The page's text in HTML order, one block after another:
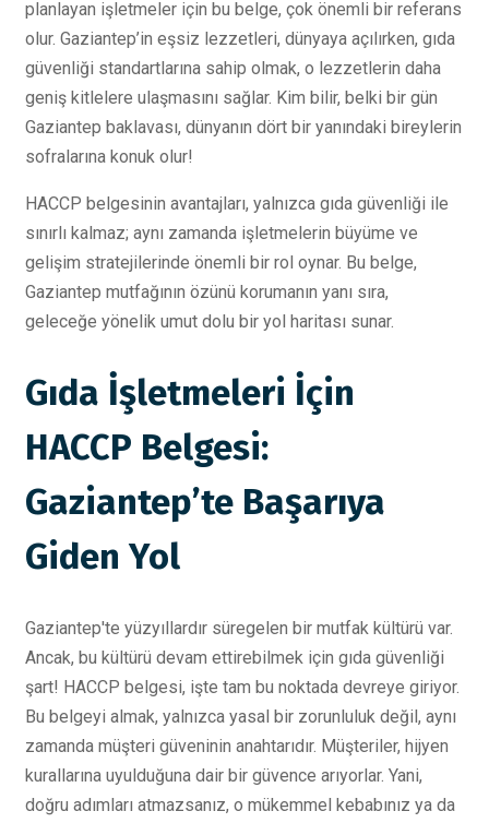
planlayan işletmeler için bu belge, çok önemli bir referans
olur. Gaziantep’in eşsiz lezzetleri, dünyaya açılırken, gıda
güvenliği standartlarına sahip olmak, o lezzetlerin daha
geniş kitlelere ulaşmasını sağlar. Kim bilir, belki bir gün
Gaziantep baklavası, dünyanın dört bir yanındaki bireylerin
sofralarına konuk olur!
HACCP belgesinin avantajları, yalnızca gıda güvenliği ile
sınırlı kalmaz; aynı zamanda işletmelerin büyüme ve
gelişim stratejilerinde önemli bir rol oynar. Bu belge,
Gaziantep mutfağının özünü korumanın yanı sıra,
geleceğe yönelik umut dolu bir yol haritası sunar.
Gıda İşletmeleri İçin
HACCP Belgesi:
Gaziantep’te Başarıya
Giden Yol
Gaziantep'te yüzyıllardır süregelen bir mutfak kültürü var.
Ancak, bu kültürü devam ettirebilmek için gıda güvenliği
şart! HACCP belgesi, işte tam bu noktada devreye giriyor.
Bu belgeyi almak, yalnızca yasal bir zorunluluk değil, aynı
zamanda müşteri güveninin anahtarıdır. Müşteriler, hijyen
kurallarına uyulduğuna dair bir güvence arıyorlar. Yani,
doğru adımları atmazsanız, o mükemmel kebabınız ya da